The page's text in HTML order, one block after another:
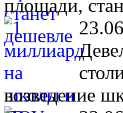
площади,
возведение